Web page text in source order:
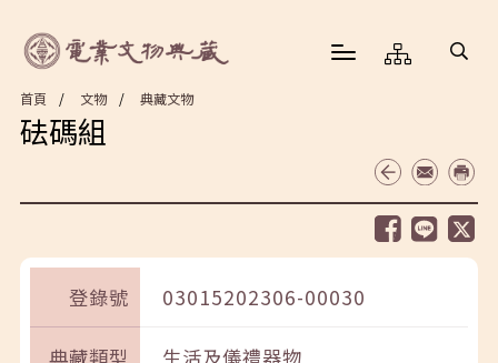
首頁 文物 典藏文物
砝碼組
登錄號 03015202306-00030
典藏類型 生活及儀禮器物